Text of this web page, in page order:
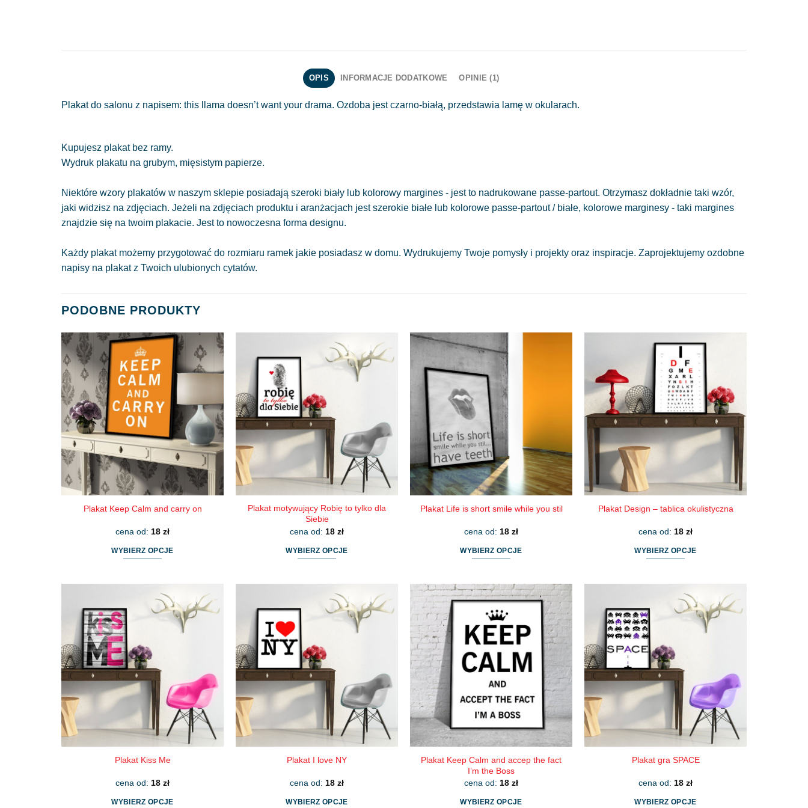
OPIS INFORMACJE DODATKOWE OPINIE (1)
Plakat do salonu z napisem: this llama doesn’t want your drama. Ozdoba jest czarno-białą, przedstawia lamę w okularach.
Kupujesz plakat bez ramy.
Wydruk plakatu na grubym, mięsistym papierze.
Niektóre wzory plakatów w naszym sklepie posiadają szeroki biały lub kolorowy margines - jest to nadrukowane passe-partout. Otrzymasz dokładnie taki wzór,
jaki widzisz na zdjęciach. Jeżeli na zdjęciach produktu i aranżacjach jest szerokie białe lub kolorowe passe-partout / białe, kolorowe marginesy - taki margines
znajdzie się na twoim plakacie. Jest to nowoczesna forma designu.
Każdy plakat możemy przygotować do rozmiaru ramek jakie posiadasz w domu. Wydrukujemy Twoje pomysły i projekty oraz inspiracje. Zaprojektujemy ozdobne
napisy na plakat z Twoich ulubionych cytatów.
PODOBNE PRODUKTY
Plakat Keep Calm and carry on
cena od: 18 zł
WYBIERZ OPCJE
wiele
wariantów.
można
wybrać
stronie
produktu
Plakat motywujący Robię to tylko dla
Siebie
cena od: 18 zł
WYBIERZ OPCJE
wiele
wariantów.
można
wybrać
stronie
produktu
Plakat Life is short smile while you stil
cena od: 18 zł
WYBIERZ OPCJE
ma
wiele
wariantów.
Opcje
wybrać
stronie
produktu
Plakat Design – tablica okulistyczna
cena od: 18 zł
WYBIERZ OPCJE
wiele
wariantów.
można
wybrać
stronie
produktu
Plakat Kiss Me
cena od: 18 zł
WYBIERZ OPCJE
Plakat I love NY
cena od: 18 zł
WYBIERZ OPCJE
Plakat Keep Calm and accep the fact
I’m the Boss
cena od: 18 zł
WYBIERZ OPCJE
Plakat gra SPACE
cena od: 18 zł
WYBIERZ OPCJE